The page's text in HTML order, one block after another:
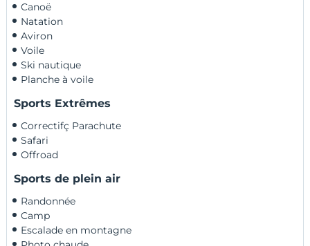
Canoë
Natation
Aviron
Voile
Ski nautique
Planche à voile
Sports Extrêmes
Correctifç Parachute
Safari
Offroad
Sports de plein air
Randonnée
Camp
Escalade en montagne